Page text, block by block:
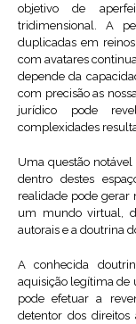
objetivo de
tridimensional. A
duplicadas em
com avatares
depende da
com precisão as
jurídico pode
complexidades
Uma questão
dentro destes
realidade pode gerar
um mundo virtual,
autorais e a doutrina
A conhecida
aquisição legítima de
pode efetuar a
detentor dos